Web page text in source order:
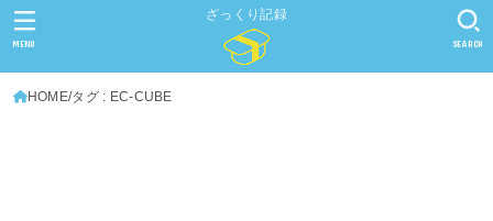
ざっくり記録
SEARCH
MENU
HOME タグ : EC-CUBE